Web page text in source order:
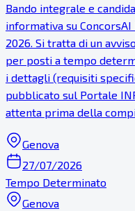
Bando integrale e
informativa su ConcorsAI
2026. Si tratta di un
per posti a tempo
i dettagli (requisiti
pubblicato sul Portale
attenta prima della
Genova
27/07/2026
Tempo Determinato
Genova